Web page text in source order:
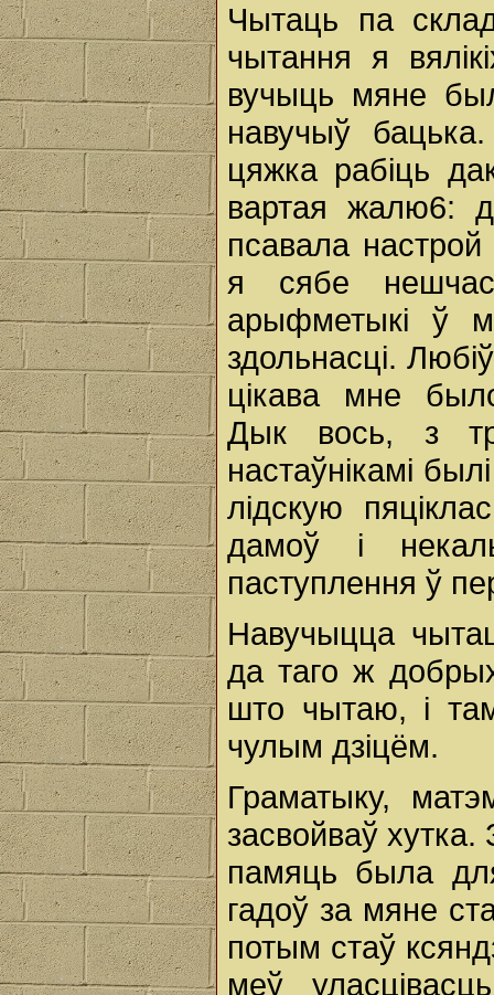
Чытаць па
чытання я
вучыць мяне
навучыў
цяжка рабіць
вартая жалю6:
псавала
я сябе
арыфметыкі ў
здольнасці.
цікава мне
Дык вось, з
настаўнікамі
лідскую
дамоў і
паступлення ў
Навучыцца
да таго ж
што чытаю, і
чулым дзіцём.
Граматыку,
засвойваў
памяць была
гадоў за мяне
потым стаў
меў